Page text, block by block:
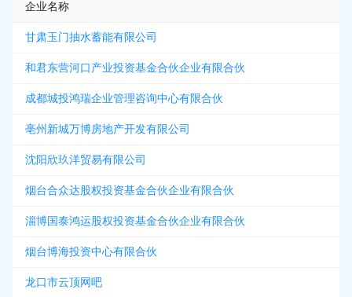
企业名称
甘肃玉门抽水蓄能有限公司
和君东营河口产业投资基金合伙企业有限合伙
成都城投鸿瑞企业管理咨询中心有限合伙
亳州新城万博房地产开发有限公司
沈阳欣玖洋贸易有限公司
烟台合众达股权投资基金合伙企业有限合伙
淄博国泰鸿运股权投资基金合伙企业有限合伙
烟台博海投资中心有限合伙
龙口市云顶网吧